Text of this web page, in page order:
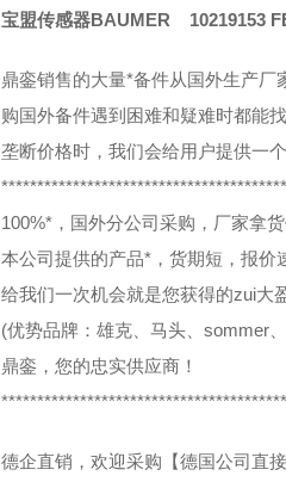
宝盟传感器BAUMER 10219153
鼎銮销售的大量*备件从国外生产
购国外备件遇到困难和疑难时都能
垄断价格时，我们会给用户提供一
100%*，国外分公司采购，厂家拿
本公司提供的产品*，货期短，报价
给我们一次机会就是您获得的zui大
(优势品牌：雄克、马头、sommer
鼎銮，您的忠实供应商！
德企直销，欢迎采购【德国公司直接